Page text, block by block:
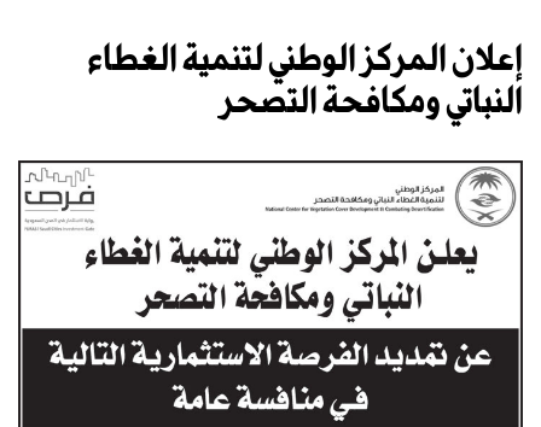
إعلان المركز الوطني لتنمية الغطاء
النباتي ومكافحة التصحر